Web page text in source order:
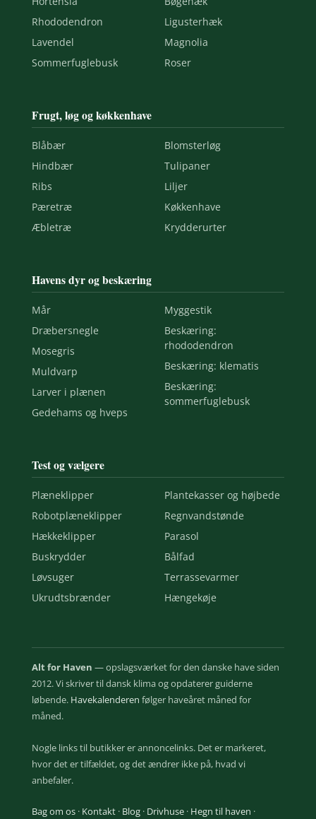
Rhododendron
Lavendel
Sommerfuglebusk
Ligusterhæk
Magnolia
Roser
Frugt, løg og køkkenhave
Blåbær
Hindbær
Ribs
Pæretræ
Æbletræ
Blomsterløg
Tulipaner
Liljer
Køkkenhave
Krydderurter
Havens dyr og beskæring
Mår
Dræbersnegle
Mosegris
Muldvarp
Larver i plænen
Gedehams og hveps
Myggestik
Beskæring:
rhododendron
Beskæring: klematis
Beskæring:
sommerfuglebusk
Test og vælgere
Plæneklipper
Robotplæneklipper
Hækkeklipper
Buskrydder
Løvsuger
Ukrudtsbrænder
Plantekasser og højbede
Regnvandstønde
Parasol
Bålfad
Terrassevarmer
Hængekøje
Alt for Haven — opslagsværket for den danske have siden
2012. Vi skriver til dansk klima og opdaterer guiderne
løbende. Havekalenderen følger haveåret måned for
måned.
Nogle links til butikker er annoncelinks. Det er markeret,
hvor det er tilfældet, og det ændrer ikke på, hvad vi
anbefaler.
Bag om os· Kontakt· Blog· Drivhuse· Hegn til haven ·